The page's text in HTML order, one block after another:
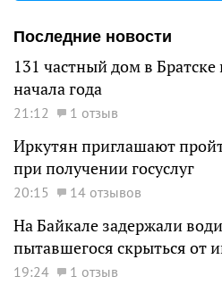
Последние новости
131 частный дом в Братске
начала года
21:12 1 отзыв
Иркутян приглашают
при получении госуслуг
20:15 14 отзывов
На Байкале задержали
пытавшегося скрыться от
19:24 1 отзыв